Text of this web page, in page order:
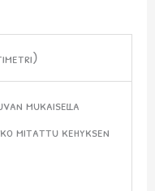
mukaisella
mitattu kehyksen